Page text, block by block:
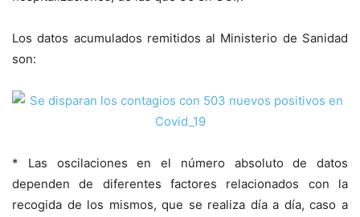
Los datos acumulados remitidos al Ministerio de Sanidad
son:
* Las oscilaciones en el número absoluto de datos
dependen de diferentes factores relacionados con la
recogida de los mismos, que se realiza día a día, caso a